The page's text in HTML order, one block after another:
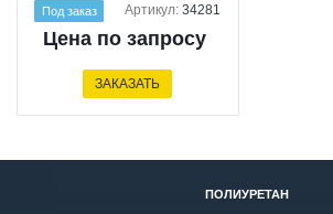
Под заказ Артикул:34281
Цена по запросу
ЗАКАЗАТЬ
ПОЛИУРЕТАН